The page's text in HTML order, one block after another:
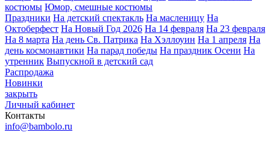
костюмы Юмор, смешные костюмы
Праздники На детский спектакль На масленицу На
Октоберфест На Новый Год 2026 На 14 февраля На 23 февраля
На 8 марта На день Св. Патрика На Хэллоуин На 1 апреля На
день космонавтики На парад победы На праздник Осени На
утренник Выпускной в детский сад
Распродажа
Новинки
закрыть
Личный кабинет
Контакты
info@bambolo.ru